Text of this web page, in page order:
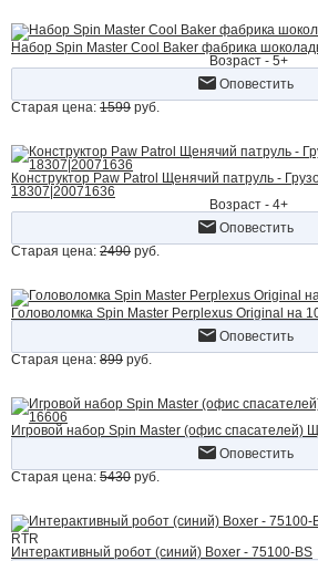
Набор Spin Master Cool Baker фабрика
Возраст - 5+
Оповестить
Старая цена: 1599 руб.
Конструктор Paw Patrol Щенячий патруль -
18307|20071636
Возраст - 4+
Оповестить
Старая цена: 2490 руб.
Головоломка Spin Master Perplexus Original на
Оповестить
Старая цена: 899 руб.
Игровой набор Spin Master (офис спасателей)
Оповестить
Старая цена: 5430 руб.
RTR
Интерактивный робот (синий) Boxer - 75100-BS